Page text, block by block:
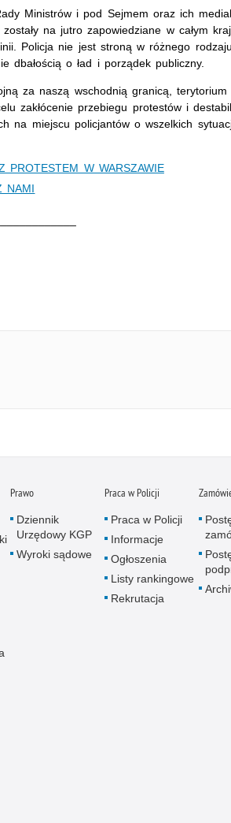
Ministrów i pod Sejmem oraz ich
na jutro zapowiedziane w całym
Policja nie jest stroną w różnego
dbałością o ład i porządek publiczny.
za naszą wschodnią granicą, terytorium
zakłócenie przebiegu protestów i
na miejscu policjantów o wszelkich
PROTESTEM W WARSZAWIE
NAMI
Prawo
Dziennik
Urzędowy KGP
Wyroki sądowe
Praca w Policji
Praca w Policji
Informacje
Ogłoszenia
Listy rankingowe
Rekrutacja